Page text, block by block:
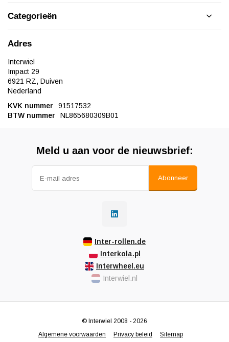
Categorieën
Adres
Interwiel
Impact 29
6921 RZ, Duiven
Nederland
KVK nummer
91517532
BTW nummer
NL865680309B01
Meld u aan voor de nieuwsbrief:
Abonneer
Inter-rollen.de
Interkola.pl
Interwheel.eu
Interwiel.nl
Algemene voorwaarden Privacy beleid Sitemap
© Interwiel 2008 - 2026